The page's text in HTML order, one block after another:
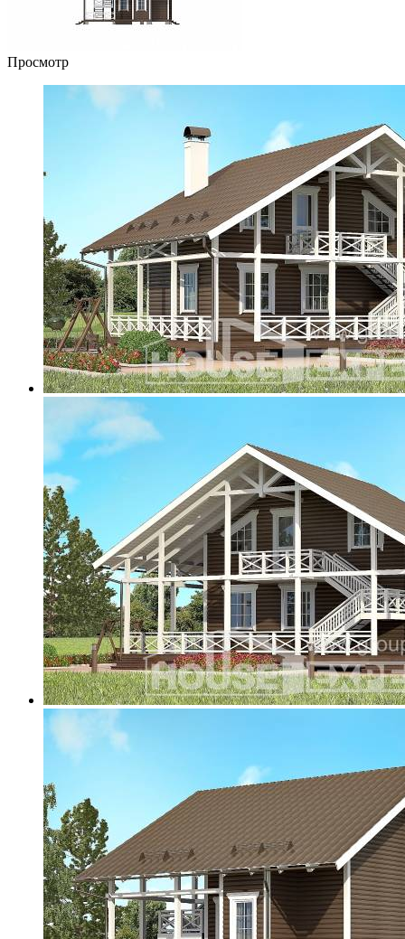
Просмотр